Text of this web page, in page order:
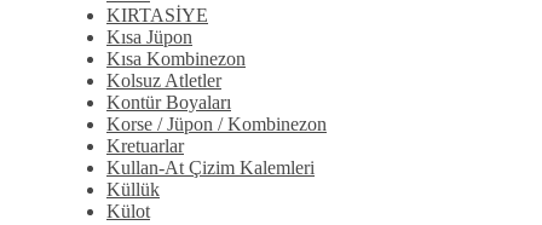
KIRTASİYE
Kısa Jüpon
Kısa Kombinezon
Kolsuz Atletler
Kontür Boyaları
Korse / Jüpon / Kombinezon
Kretuarlar
Kullan-At Çizim Kalemleri
Küllük
Külot